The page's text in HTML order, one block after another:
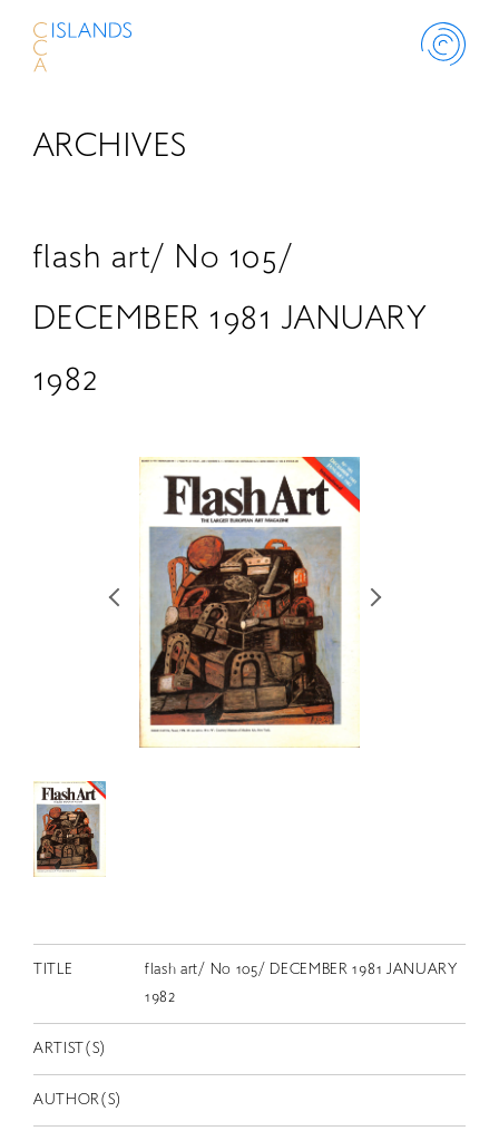
ABOUT
LIBRARY
SCHOLARSHIP
RETRACE
コンサート
出演者
スカラシップ受賞者
CONTACT
ARCHIVES
flash art/ No 105/
DECEMBER 1981 JANUARY
1982
TITLE
flash art/ No 105/ DECEMBER 1981 JANUARY
1982
ARTIST(S)
AUTHOR(S)